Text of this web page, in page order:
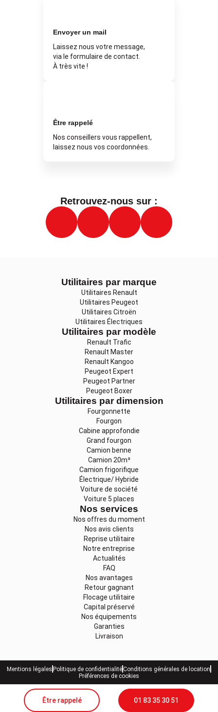
Envoyer un mail
Laissez nous votre message,
via le formulaire de contact.
À très vite !
Être rappelé
Nos conseillers vous rappellent,
laissez nous vos coordonnées.
Retrouvez-nous sur :
Utilitaires par marque
Utilitaires Renault
Utilitaires Peugeot
Utilitaires Citroën
Utilitaires Électriques
Utilitaires par modèle
Renault Trafic
Renault Master
Renault Kangoo
Peugeot Expert
Peugeot Partner
Peugeot Boxer
Utilitaires par dimension
Fourgonnette
Fourgon
Cabine approfondie
Grand fourgon
Camion benne
Camion 20m³
Camion frigorifique
Électrique/ Hybride
Voiture de société
Voiture 5 places
Nos services
Nos offres du moment
Nos avis clients
Reprise utilitaire
Notre entreprise
Actualités
FAQ
Nos avantages
Retour gagnant
Flocage utilitaire
Capital préservé
Nos équipements
Garanties
Livraison
Mentions légales Politique de confidentialitéConditions générales de location
Préférences de cookies
Être rappelé 01 83 35 30 51